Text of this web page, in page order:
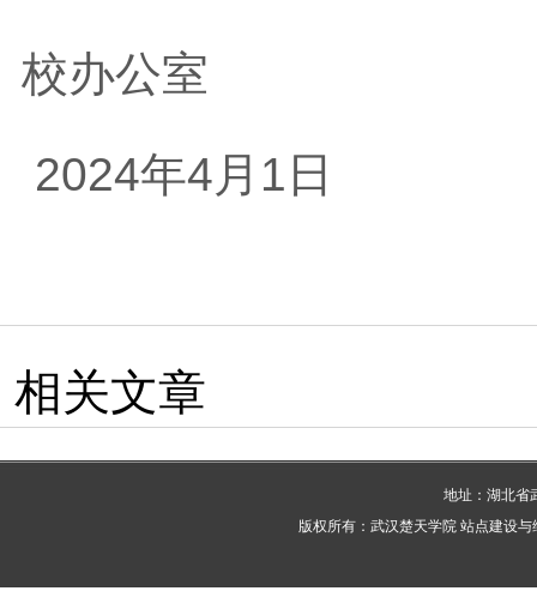
校办公室
2024年4月1日
相关文章
地址：湖北省
版权所有：武汉楚天学院 站点建设